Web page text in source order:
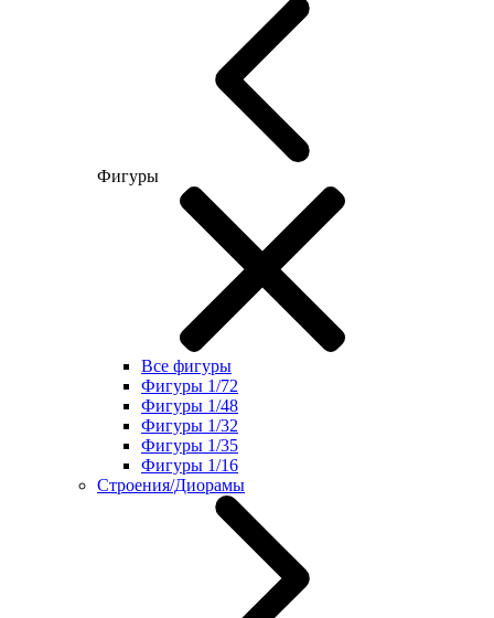
Фигуры
Все фигуры
Фигуры 1/72
Фигуры 1/48
Фигуры 1/32
Фигуры 1/35
Фигуры 1/16
Строения/Диорамы